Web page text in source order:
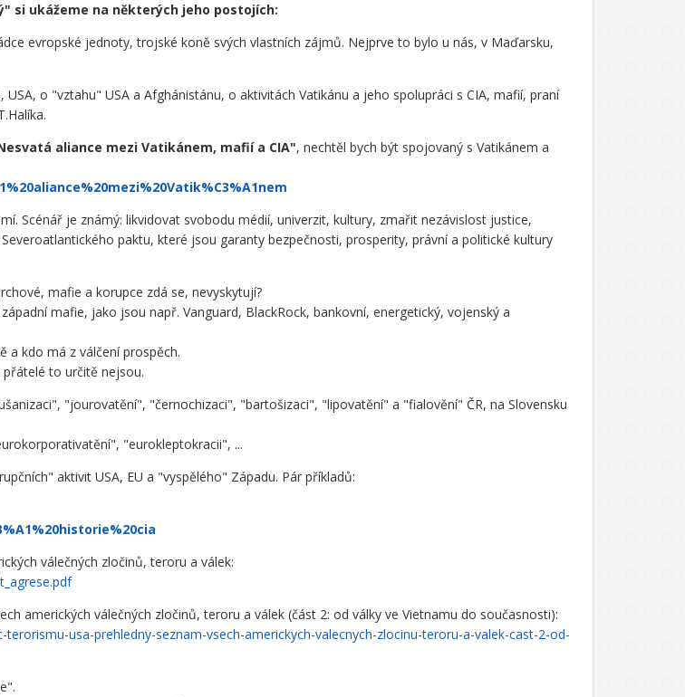
si ukážeme na některých jeho postojích:
evropské jednoty, trojské koně svých vlastních zájmů. Nejprve to bylo u nás, v Maďarsku,
o "vztahu" USA a Afghánistánu, o aktivitách Vatikánu a jeho spolupráci s CIA, mafií, praní
aliance mezi Vatikánem, mafií a CIA", nechtěl bych být spojovaný s Vatikánem a
Scénář je známý: likvidovat svobodu médií, univerzit, kultury, zmařit nezávislost justice,
paktu, které jsou garanty bezpečnosti, prosperity, právní a politické kultury
mafie a korupce zdá se, nevyskytují?
mafie, jako jsou např. Vanguard, BlackRock, bankovní, energetický, vojenský a
a kdo má z válčení prospěch.
to určitě nejsou.
"jourovatění", "černochizaci", "bartošizaci", "lipovatění" a "fialovění" ČR, na Slovensku
"eurokleptokracii", ...
aktivit USA, EU a "vyspělého" Západu. Pár příkladů:
válečných zločinů, teroru a válek:
amerických válečných zločinů, teroru a válek (část 2: od války ve Vietnamu do současnosti):
usa-prehledny-seznam-vsech-americkych-valecnych-zlocinu-teroru-a-valek-cast-2-od-